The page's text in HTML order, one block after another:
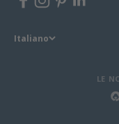
Italiano
LE